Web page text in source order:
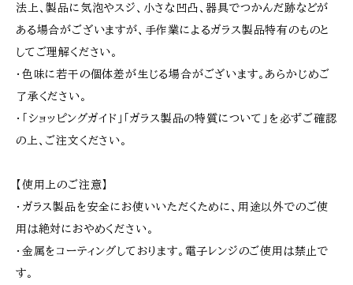
法上、製品に気泡やスジ、小さな凹凸、器具でつかんだ跡などが
ある場合がございますが、手作業によるガラス製品特有のものと
してご理解ください。
・色味に若干の個体差が生じる場合がございます。あらかじめご
了承ください。
・「ショッピングガイド」「ガラス製品の特質について」を必ずご確認
の上、ご注文ください。
【使用上のご注意】
・ガラス製品を安全にお使いいただくために、用途以外でのご使
用は絶対におやめください。
・金属をコーティングしております。電子レンジのご使用は禁止で
す。